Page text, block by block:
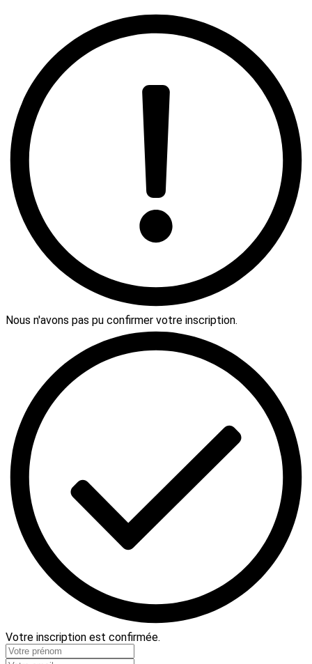
Nous n'avons pas pu confirmer votre inscription.
Votre inscription est confirmée.